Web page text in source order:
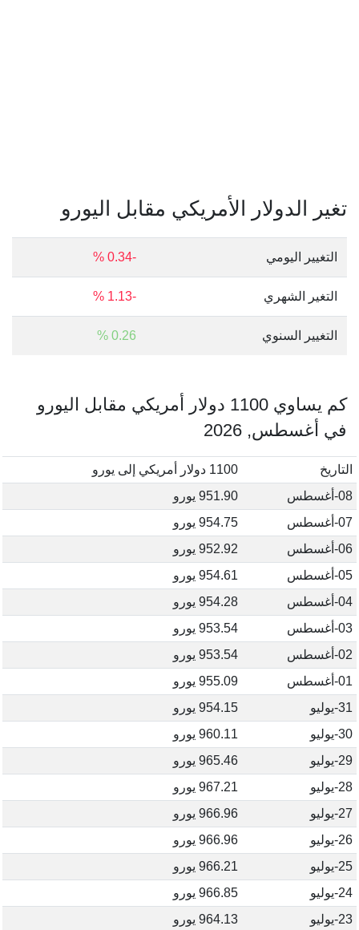
تغير الدولار الأمريكي مقابل اليورو
التغيير اليومي -0.34 %
التغير الشهري -1.13 %
التغيير السنوي 0.26 %
كم يساوي 1100 دولار أمريكي مقابل اليورو
في أغسطس, 2026
التاريخ
1100 دولار أمريكي إلى يورو
08-أغسطس
951.90 يورو
07-أغسطس
954.75 يورو
06-أغسطس
952.92 يورو
05-أغسطس
954.61 يورو
04-أغسطس
954.28 يورو
03-أغسطس
953.54 يورو
02-أغسطس
953.54 يورو
01-أغسطس
955.09 يورو
31-يوليو
954.15 يورو
30-يوليو
960.11 يورو
29-يوليو
965.46 يورو
28-يوليو
967.21 يورو
27-يوليو
966.96 يورو
26-يوليو
966.96 يورو
25-يوليو
966.21 يورو
24-يوليو
966.85 يورو
23-يوليو
964.13 يورو